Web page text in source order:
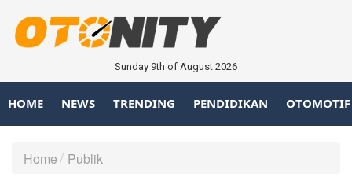
Sunday 9th of August 2026
HOME NEWS TRENDING PENDIDIKAN OTOMOTIF
Home Publik